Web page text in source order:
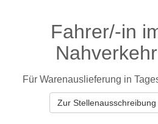
Fahrer/-in
Nahverkehr
Für Warenauslieferung in
Zur Stellenausschreibung